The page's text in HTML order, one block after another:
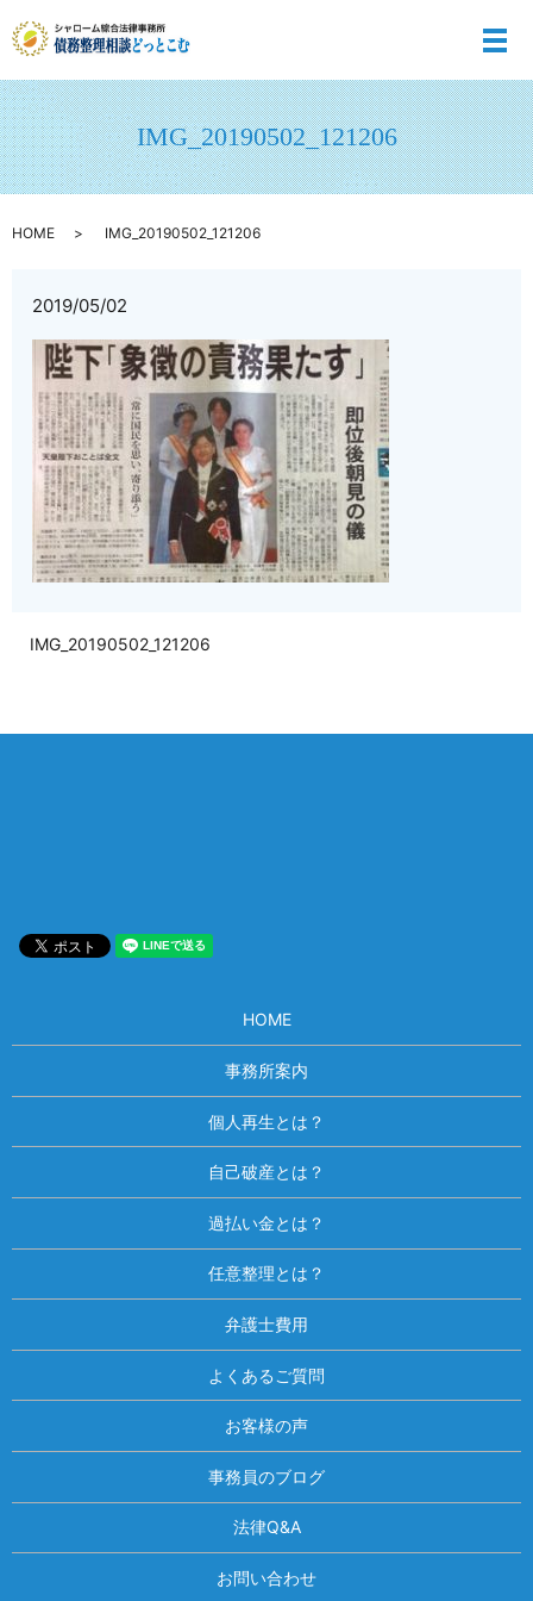
メ
IMG_20190502_121206
HOME IMG_20190502_121206
2019/05/02
IMG_20190502_121206
HOME
事務所案内
個人再生とは？
自己破産とは？
過払い金とは？
任意整理とは？
弁護士費用
よくあるご質問
お客様の声
事務員のブログ
法律Q&A
お問い合わせ